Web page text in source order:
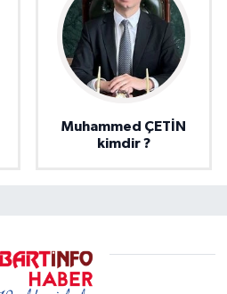
Muhammed ÇETİN
kimdir ?